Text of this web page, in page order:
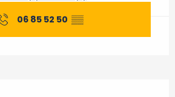
06 85 52 50 ▒▒